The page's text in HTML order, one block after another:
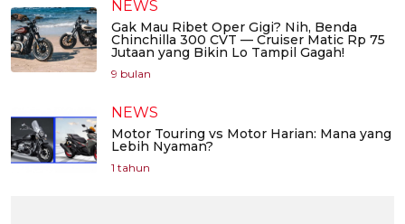
NEWS
Gak Mau Ribet Oper Gigi? Nih, Benda
Chinchilla 300 CVT — Cruiser Matic Rp 75
Jutaan yang Bikin Lo Tampil Gagah!
9 bulan
NEWS
Motor Touring vs Motor Harian: Mana yang
Lebih Nyaman?
1 tahun